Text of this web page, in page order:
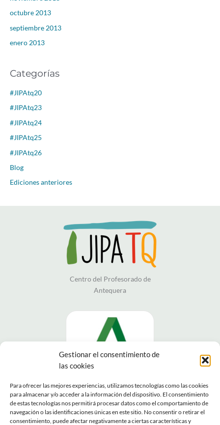
Gestionar el consentimiento de
las cookies
Para ofrecer las mejores experiencias, utilizamos tecnologías como las cookies
para almacenar y/o acceder a la información del dispositivo. El consentimiento
de estas tecnologías nos permitirá procesar datos como el comportamiento de
navegación o las identificaciones únicas en este sitio. No consentir o retirar el
consentimiento, puede afectar negativamente a ciertas características y
octubre 2013
septiembre 2013
enero 2013
Categorías
#JIPAtq20
#JIPAtq23
#JIPAtq24
#JIPAtq25
#JIPAtq26
Blog
Ediciones anteriores
Centro del Profesorado de
Antequera